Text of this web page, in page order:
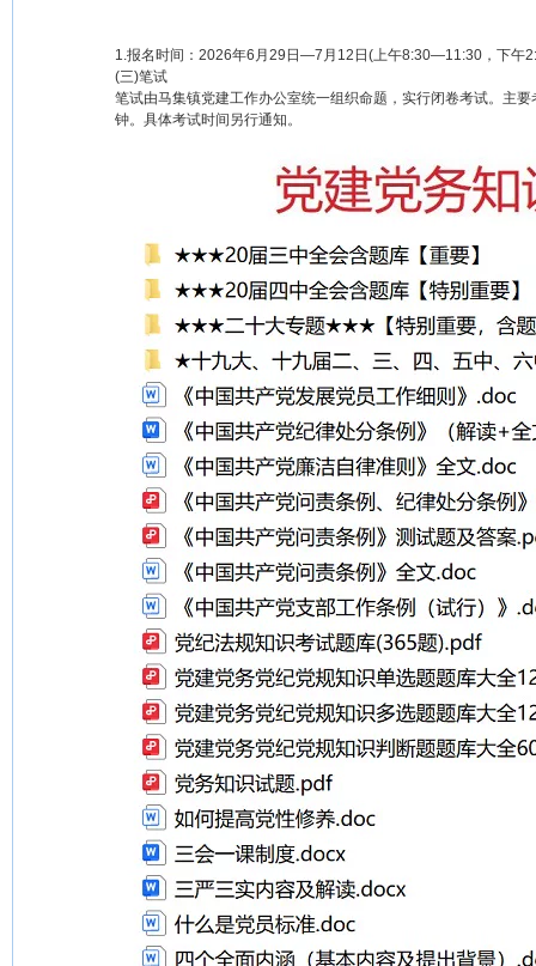
1.报名时间：2026年6月29日—7月12日(上午8:30—11:30，下午
(三)笔试
笔试由马集镇党建工作办公室统一组织命题，实行闭卷考试。主
钟。具体考试时间另行通知。